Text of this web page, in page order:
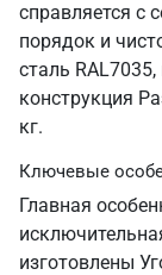
справляется с
порядок и
сталь
конструкция
кг.
Ключевые
Главная
изготовлены